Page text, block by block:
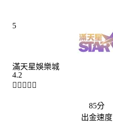
5
滿天星娛樂城
4.2
    
85分
出金速度